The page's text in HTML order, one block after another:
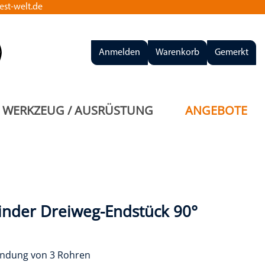
welt.de
Anmelden Warenkorb Gemerkt
WERKZEUG / AUSRÜSTUNG ANGEBOTE
Dreiweg-Endstück 90°
von 3 Rohren